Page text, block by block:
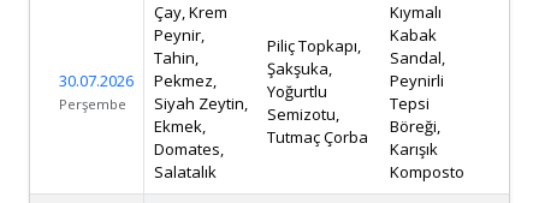
30.07.2026
Perşembe
Çay, Krem
Peynir,
Tahin,
Pekmez,
Siyah Zeytin,
Ekmek,
Domates,
Salatalık
Piliç Topkapı,
Şakşuka,
Yoğurtlu
Semizotu,
Tutmaç Çorba
Kıymalı
Kabak
Sandal,
Peynirli
Tepsi
Böreği,
Karışık
Komposto